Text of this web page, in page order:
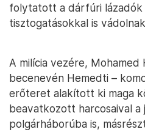
folytatott a dárfúri lázadók
tisztogatásokkal is
A milícia vezére, Mohamed
becenevén Hemedti –
erőteret alakított ki maga
beavatkozott harcosaival a
polgárháborúba is,